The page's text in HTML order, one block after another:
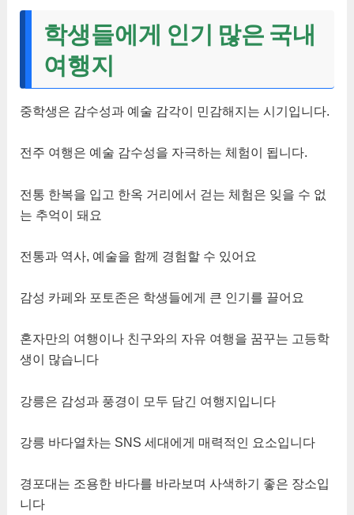
학생들에게 인기 많은 국내
여행지
중학생은 감수성과 예술 감각이 민감해지는 시기입니다.
전주 여행은 예술 감수성을 자극하는 체험이 됩니다.
전통 한복을 입고 한옥 거리에서 걷는 체험은 잊을 수 없
는 추억이 돼요
전통과 역사, 예술을 함께 경험할 수 있어요
감성 카페와 포토존은 학생들에게 큰 인기를 끌어요
혼자만의 여행이나 친구와의 자유 여행을 꿈꾸는 고등학
생이 많습니다
강릉은 감성과 풍경이 모두 담긴 여행지입니다
강릉 바다열차는 SNS 세대에게 매력적인 요소입니다
경포대는 조용한 바다를 바라보며 사색하기 좋은 장소입
니다